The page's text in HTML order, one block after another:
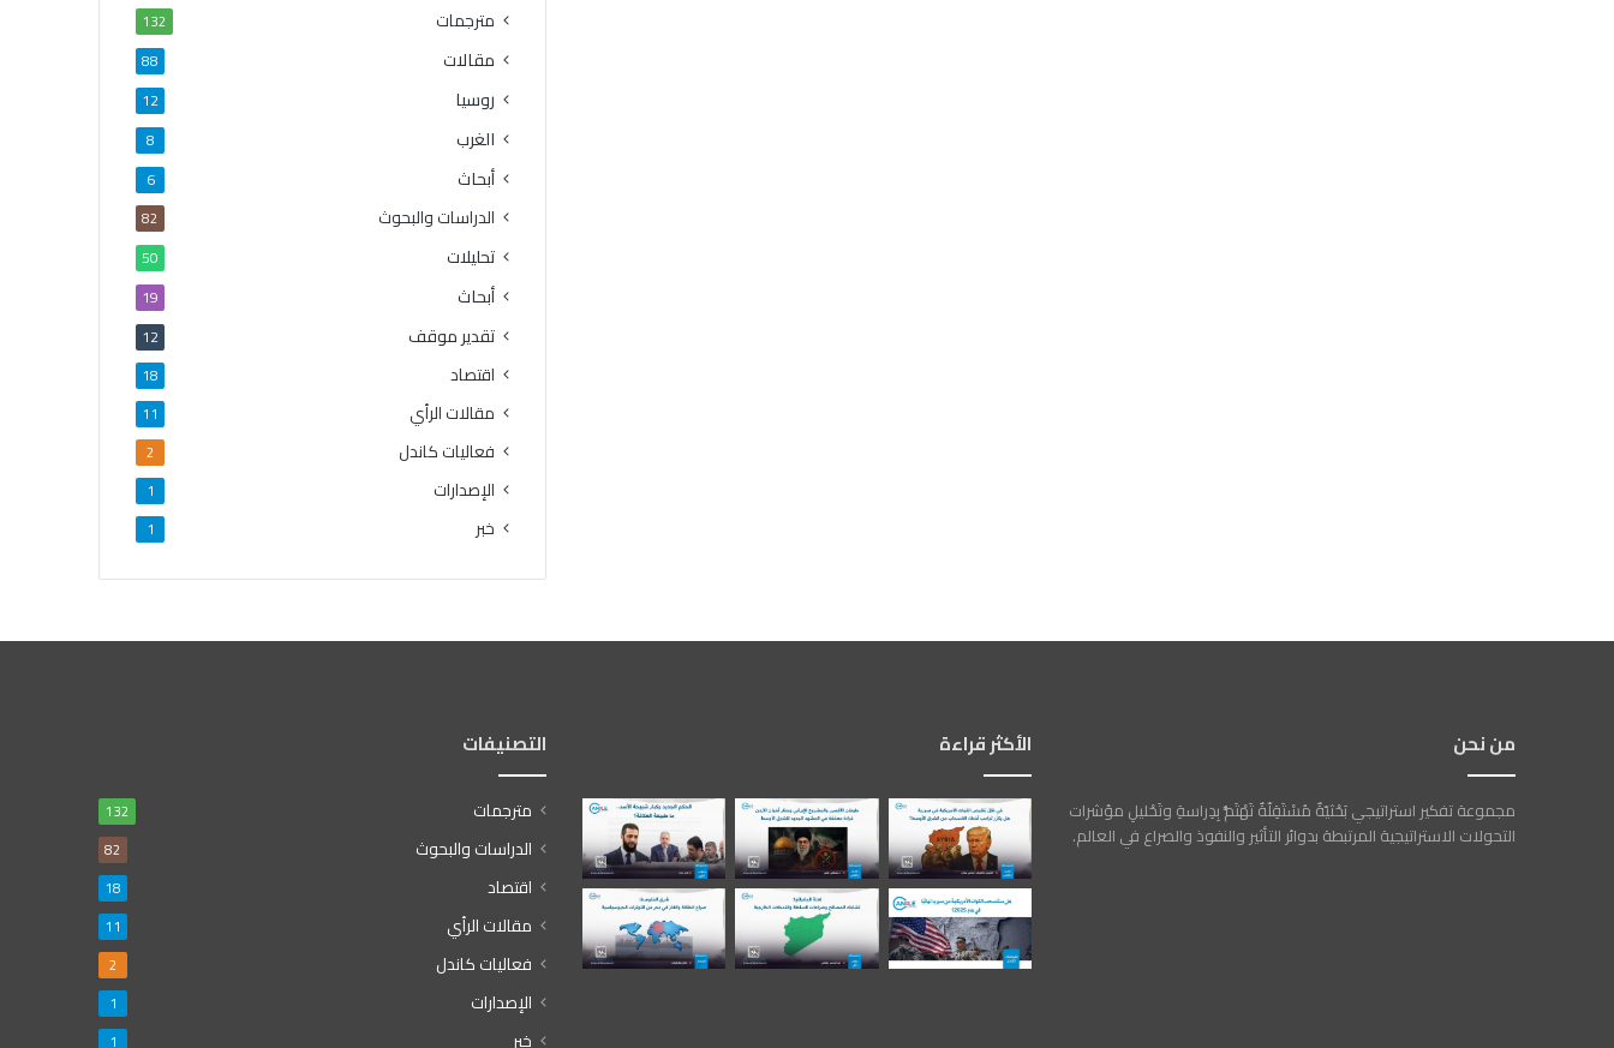
مترجمات 132
مقالات 88
روسيا 12
الغرب 8
أبحاث 6
الدراسات والبحوث 82
تحليلات 50
أبحاث 19
تقدير موقف 12
اقتصاد 18
مقالات الرأي 11
فعاليات كاندل 2
الإصدارات 1
خبر 1
من نحن
مجموعة تفكير استراتيجي بَحْثيّةٌ مُسْتَقِلّةٌ تَهْتَمُّ بِدِراسةِ وتَحْليلِ مؤشرات
التحولات الاستراتيجية المرتبطة بدوائر التأثير والنفوذ والصراع في العالم.
الأكثر قراءة التصنيفات
مترجمات 132
الدراسات والبحوث 82
اقتصاد 18
مقالات الرأي 11
فعاليات كاندل 2
الإصدارات 1
خبر 1